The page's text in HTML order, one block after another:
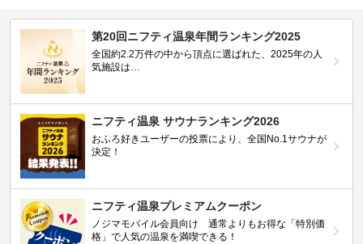
第20回ニフティ温泉年間ランキング2025
全国約2.2万件の中から頂点に選ばれた、2025年の人
気施設は…
ニフティ温泉 サウナランキング2026
おふろ好きユーザーの投票により、全国No.1サウナが
決定！
ニフティ温泉プレミアムクーポン
ノジマモバイル会員向け 通常よりもお得な「特別価
格」で人気の温泉を満喫できる！